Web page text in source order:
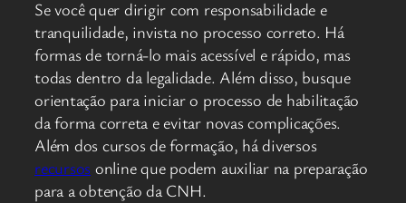
Se você quer dirigir com responsabilidade e
tranquilidade, invista no processo correto. Há
formas de torná-lo mais acessível e rápido, mas
todas dentro da legalidade. Além disso, busque
orientação para iniciar o processo de habilitação
da forma correta e evitar novas complicações.
Além dos cursos de formação, há diversos
recursos online que podem auxiliar na preparação
para a obtenção da CNH.